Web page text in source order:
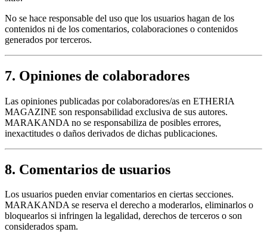
No se hace responsable del uso que los usuarios hagan de los
contenidos ni de los comentarios, colaboraciones o contenidos
generados por terceros.
7. Opiniones de colaboradores
Las opiniones publicadas por colaboradores/as en ETHERIA
MAGAZINE son responsabilidad exclusiva de sus autores.
MARAKANDA no se responsabiliza de posibles errores,
inexactitudes o daños derivados de dichas publicaciones.
8. Comentarios de usuarios
Los usuarios pueden enviar comentarios en ciertas secciones.
MARAKANDA se reserva el derecho a moderarlos, eliminarlos o
bloquearlos si infringen la legalidad, derechos de terceros o son
considerados spam.